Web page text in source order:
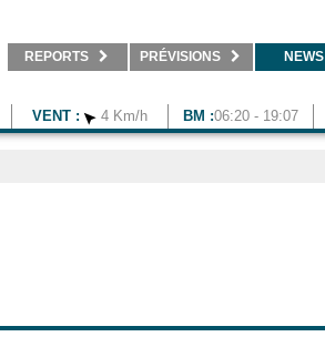
REPORTS PRÉVISIONS NEWS
VENT : 4 Km/h BM :06:20 - 19:07